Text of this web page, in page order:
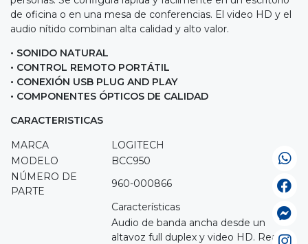
de oficina o en una mesa de conferencias. El video HD y el
audio nítido combinan alta calidad y alto valor.
• SONIDO NATURAL
• CONTROL REMOTO PORTÁTIL
• CONEXIÓN USB PLUG AND PLAY
• COMPONENTES ÓPTICOS DE CALIDAD
CARACTERISTICAS
MARCA
LOGITECH
MODELO
BCC950
NÚMERO DE
PARTE
960-000866
Características
Audio de banda ancha desde un
altavoz full duplex y video HD. Realize